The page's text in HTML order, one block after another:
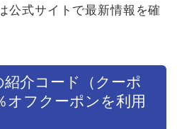
公式サイトで最新情報を確
介コード（クーポ
オフクーポンを利用